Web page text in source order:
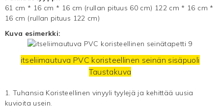
61 cm * 16 cm * 16 cm (rullan pituus 60 cm) 122 cm * 16 cm *
16 cm (rullan pituus 122 cm)
Kuva esimerkki:
itseliimautuva PVC koristeellinen seinän sisäpuoli
Taustakuva
1. Tuhansia Koristeellinen vinyylityylejä ja kehittää uusia
kuvioita usein.